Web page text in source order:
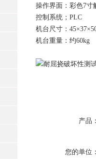
操作界面：彩色7寸
控制系统；PLC
机台尺寸：
机台重量：约60kg
产品
您的单位